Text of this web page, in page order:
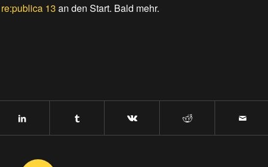
re:publica 13 an den Start. Bald mehr.